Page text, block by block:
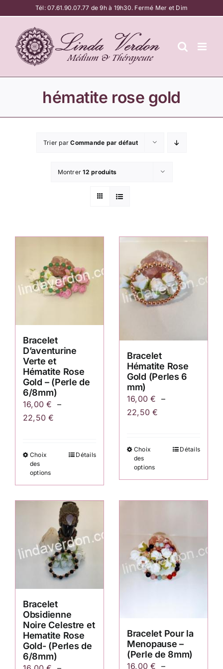
au
contenu
Tél:07.61.90.07.77 de 9h à 19h30. Fermé Mer et Dim
hématite rose gold
Trier parCommande par défaut
Montrer12 produits
Bracelet
D’aventurine
Verte et
Hématite Rose
Gold – (Perle de
6/8mm)
16,00€ –
22,50€
16,00 €
22,50 €
Choix
des
options
Ce
a
variations.
Les
options
peuvent
être
choisies
sur
page
du
produit
Détails
Bracelet
Hématite Rose
Gold (Perles 6
mm)
16,00€ –
22,50€
16,00 €
22,50 €
Choix
des
options
Ce
a
options
peuvent
être
choisies
produit
Détails
Bracelet
Obsidienne
Noire Celestre et
Hematite Rose
Gold- (Perles de
6/8mm)
Bracelet Pour la
Menopause –
(Perle de 8mm)
16,00€ –